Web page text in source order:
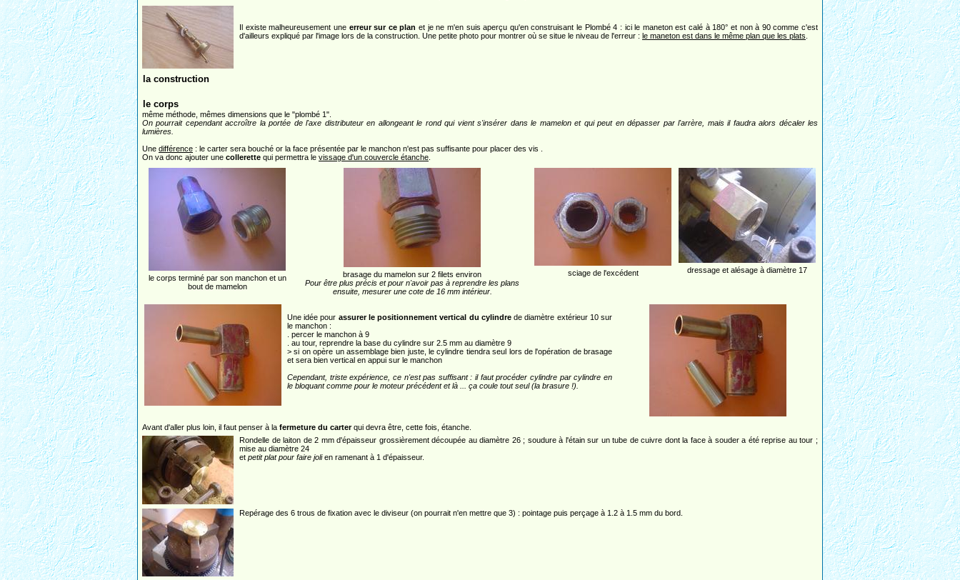
Il existe malheureusement une erreur sur ce plan et je ne m'en suis aperçu qu'en construisant le Plombé 4 : ici le maneton est calé à 180° et non à 90 comme c'est
d'ailleurs expliqué par l'image lors de la construction. Une petite photo pour montrer où se situe le niveau de l'erreur : le maneton est dans le même plan que les plats
la construction
le corps
même méthode, mêmes dimensions que le "plombé 1".
On pourrait cependant accroître la portée de l'axe distributeur en allongeant le rond qui vient s'insérer dans le mamelon et qui peut en dépasser par l'arrère, mais il faudra alors décaler les
lumières.
Une différence : le carter sera bouché or la face présentée par le manchon n'est pas suffisante pour placer des vis .
On va donc ajouter une collerette qui permettra le vissage d'un couvercle étanche
le corps terminé par son manchon et un
bout de mamelon
brasage du mamelon sur 2 filets environ
Pour être plus précis et pour n'avoir pas à reprendre les plans
ensuite, mesurer une cote de 16 mm intérieur.
sciage de l'excédent dressage et alésage à diamètre 17
Une idée pour assurer le positionnement vertical du cylindrede diamètre extérieur 10 sur
le manchon :
. percer le manchon à 9
. au tour, reprendre la base du cylindre sur 2.5 mm au diamètre 9
> si on opère un assemblage bien juste, le cylindre tiendra seul lors de l'opération de brasage
et sera bien vertical en appui sur le manchon
Cependant, triste expérience, ce n'est pas suffisant : il faut procéder cylindre par cylindre en
le bloquant comme pour le moteur précédent et là ... ça coule tout seul (la brasure !).
Avant d'aller plus loin, il faut penser à la fermeture du carterqui devra être, cette fois, étanche.
Rondelle de laiton de 2 mm d'épaisseur grossièrement découpée au diamètre 26 ; soudure à l'étain sur un tube de cuivre dont la face à souder a été reprise au tour ;
mise au diamètre 24
et petit plat pour faire jolien ramenant à 1 d'épaisseur.
Repérage des 6 trous de fixation avec le diviseur (on pourrait n'en mettre que 3) : pointage puis perçage à 1.2 à 1.5 mm du bord.